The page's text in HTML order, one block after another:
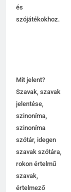
és
szójátékokhoz.
Mit jelent?
Szavak, szavak
jelentése,
szinoníma,
szinoníma
szótár, idegen
szavak szótára,
rokon értelmű
szavak,
értelmező
5